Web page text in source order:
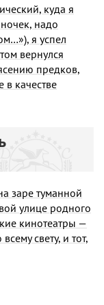
куда я
надо
я успел
вернулся
предков,
качестве
заре туманной
улице родного
кинотеатры —
свету, и тот,